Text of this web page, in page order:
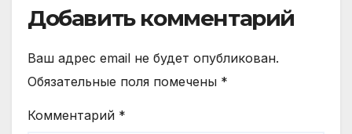
Добавить комментарий
Ваш адрес email не будет опубликован.
Обязательные поля помечены *
Комментарий *